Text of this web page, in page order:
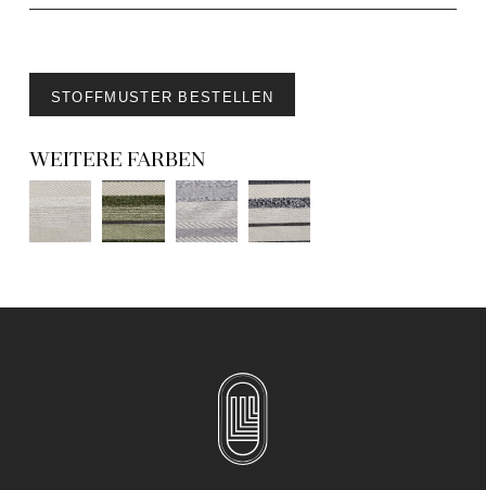
STOFFMUSTER BESTELLEN
WEITERE FARBEN